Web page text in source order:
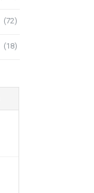
(72)
(18)